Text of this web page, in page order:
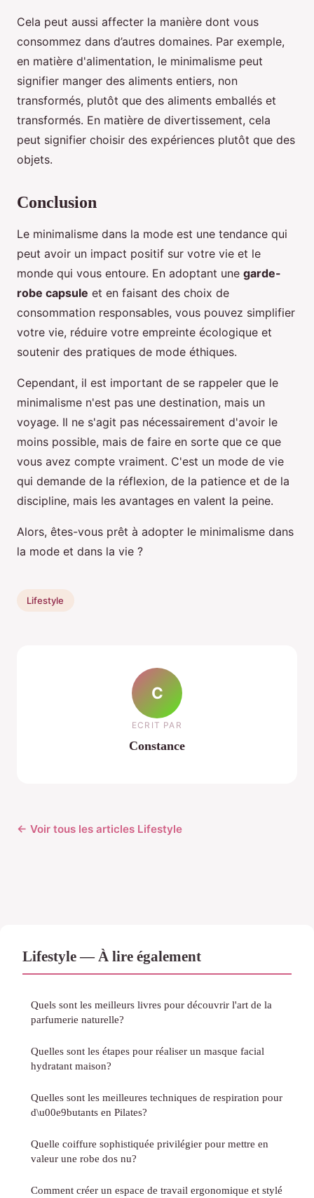
Cela peut aussi affecter la manière dont vous
consommez dans d’autres domaines. Par exemple,
en matière d'alimentation, le minimalisme peut
signifier manger des aliments entiers, non
transformés, plutôt que des aliments emballés et
transformés. En matière de divertissement, cela
peut signifier choisir des expériences plutôt que des
objets.
Conclusion
Le minimalisme dans la mode est une tendance qui
peut avoir un impact positif sur votre vie et le
monde qui vous entoure. En adoptant une garde-
robe capsule et en faisant des choix de
consommation responsables, vous pouvez simplifier
votre vie, réduire votre empreinte écologique et
soutenir des pratiques de mode éthiques.
Cependant, il est important de se rappeler que le
minimalisme n'est pas une destination, mais un
voyage. Il ne s'agit pas nécessairement d'avoir le
moins possible, mais de faire en sorte que ce que
vous avez compte vraiment. C'est un mode de vie
qui demande de la réflexion, de la patience et de la
discipline, mais les avantages en valent la peine.
Alors, êtes-vous prêt à adopter le minimalisme dans
la mode et dans la vie ?
Lifestyle
C
ECRIT PAR
Constance
← Voir tous les articles Lifestyle
Lifestyle — À lire également
Quels sont les meilleurs livres pour découvrir l'art de la
parfumerie naturelle?
Quelles sont les étapes pour réaliser un masque facial
hydratant maison?
Quelles sont les meilleures techniques de respiration pour
d\u00e9butants en Pilates?
Quelle coiffure sophistiquée privilégier pour mettre en
valeur une robe dos nu?
Comment créer un espace de travail ergonomique et stylé